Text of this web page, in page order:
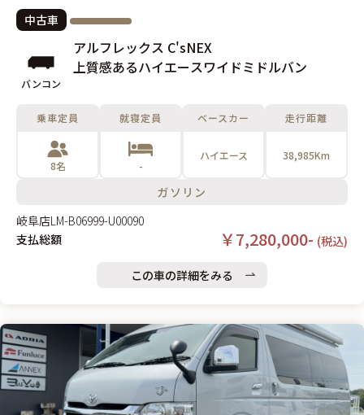
中古車
バンコン
アルフレックス C'sNEX
上質感あるハイエースワイドミドルバン
乗車定員
8名
就寝定員
-
ベースカー
ハイエース
走行距離
38,985Km
ガソリン
岐阜店LM-B06999-U00090
支払総額
￥7,280,000- (税込)
この車の詳細をみる